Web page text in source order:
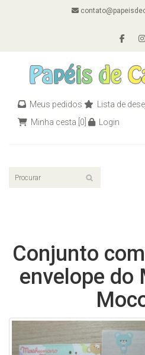
Meus pedidos Lista de
Minha cesta [0] Login
Conjunto
envelope do